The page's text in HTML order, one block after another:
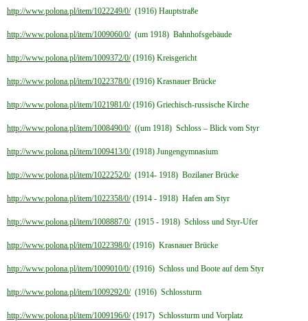
http://www.polona.pl/item/1022249/0/(1916) Hauptstraße
http://www.polona.pl/item/1009060/0/(um 1918) Bahnhofsgebäude
http://www.polona.pl/item/1009372/0/(1916) Kreisgericht
http://www.polona.pl/item/1022378/0/(1916) Krasnauer Brücke
http://www.polona.pl/item/1021981/0/(1916) Griechisch-russische Kirche
http://www.polona.pl/item/1008490/0/((um 1918) Schloss – Blick vom Styr
http://www.polona.pl/item/1009413/0/(1918) Jungengymnasium
http://www.polona.pl/item/1022252/0/(1914- 1918) Bozilaner Brücke
http://www.polona.pl/item/1022358/0/(1914 - 1918) Hafen am Styr
http://www.polona.pl/item/1008887/0/(1915 - 1918) Schloss und Styr-Ufer
http://www.polona.pl/item/1022398/0/(1916) Krasnauer Brücke
http://www.polona.pl/item/1009010/0/(1916) Schloss und Boote auf dem Styr
http://www.polona.pl/item/1009292/0/(1916) Schlossturm
http://www.polona.pl/item/1009196/0/(1917) Schlossturm und Vorplatz